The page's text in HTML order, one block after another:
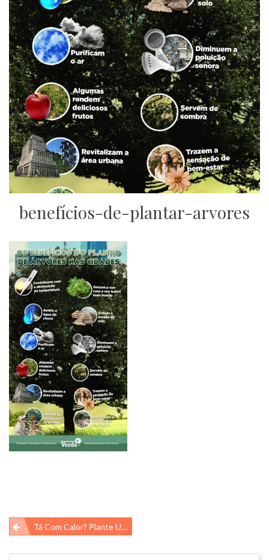
benefícios-de-plantar-arvores
Navegação
de
Tá Com Calor? Plante Uma Árvore!